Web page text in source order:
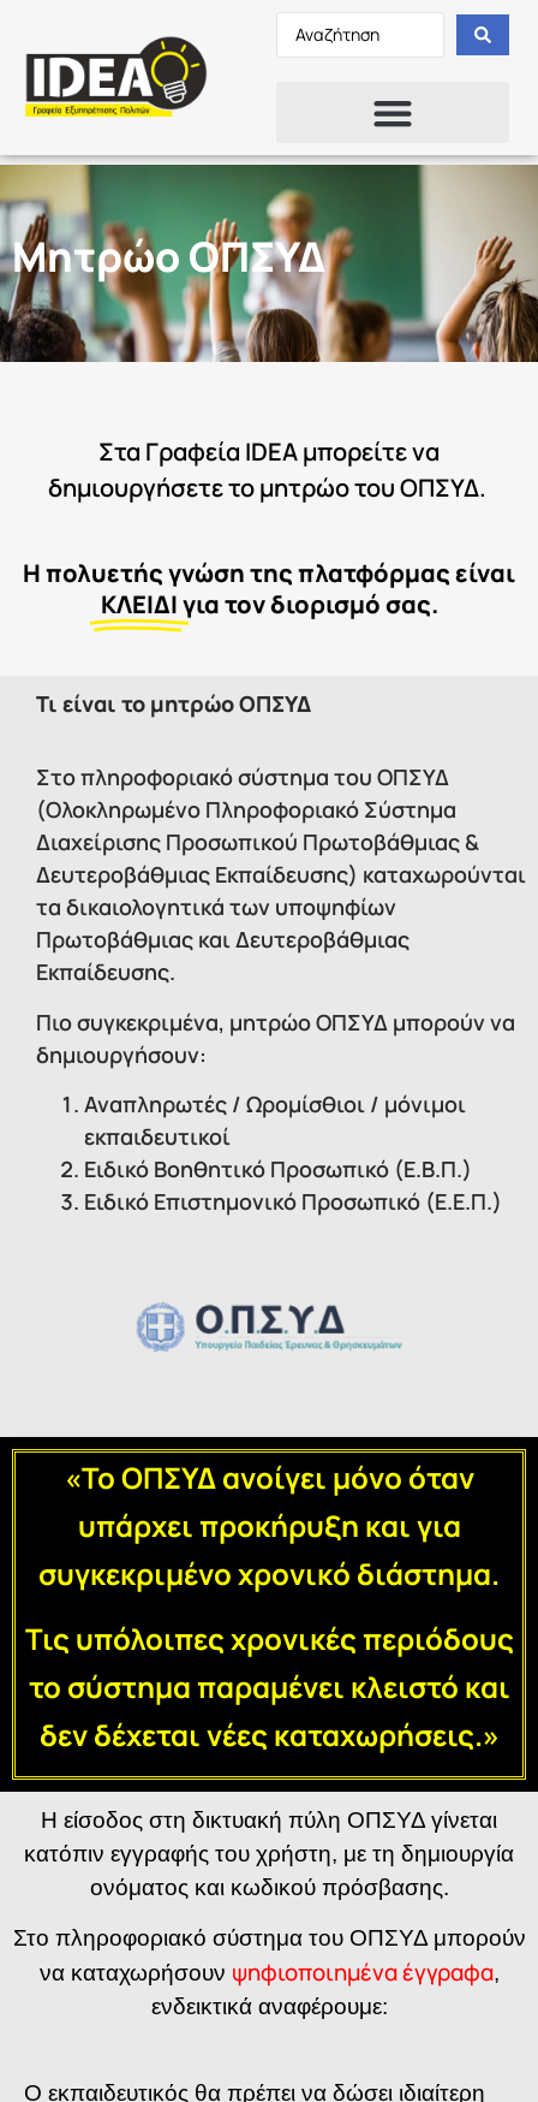
Μητρώο ΟΠΣΥΔ
Στα Γραφεία IDEA μπορείτε να
δημιουργήσετε το μητρώο του ΟΠΣΥΔ.
Η πολυετής γνώση της πλατφόρμας είναι
ΚΛΕΙΔΙγια τον διορισμό σας.
Τι είναι το μητρώο ΟΠΣΥΔ
Στο πληροφοριακό σύστημα του ΟΠΣΥΔ
(Ολοκληρωμένο Πληροφοριακό Σύστημα
Διαχείρισης Προσωπικού Πρωτοβάθμιας &
Δευτεροβάθμιας Εκπαίδευσης) καταχωρούνται
τα δικαιολογητικά των υποψηφίων
Πρωτοβάθμιας και Δευτεροβάθμιας
Εκπαίδευσης.
Πιο συγκεκριμένα, μητρώο ΟΠΣΥΔ μπορούν να
δημιουργήσουν:
Αναπληρωτές / Ωρομίσθιοι / μόνιμοι
εκπαιδευτικοί
Ειδικό Βοηθητικό Προσωπικό (Ε.Β.Π.)
Ειδικό Επιστημονικό Προσωπικό (Ε.Ε.Π.)
«Το ΟΠΣΥΔ ανοίγει μόνο όταν
υπάρχει προκήρυξη και για
συγκεκριμένο χρονικό διάστημα.
Τις υπόλοιπες χρονικές περιόδους
το σύστημα παραμένει κλειστό και
δεν δέχεται νέες καταχωρήσεις.»
Η είσοδος στη δικτυακή πύλη ΟΠΣΥΔ γίνεται
κατόπιν εγγραφής του χρήστη, με τη δημιουργία
ονόματος και κωδικού πρόσβασης.
Στο πληροφοριακό σύστημα του ΟΠΣΥΔ μπορούν
να καταχωρήσουν ψηφιοποιημένα έγγραφα,
ενδεικτικά αναφέρουμε:
Ο εκπαιδευτικός θα πρέπει να δώσει ιδιαίτερη